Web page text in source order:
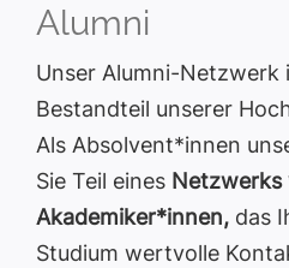
Alumni
Unser Alumni-Netzwerk
Bestandteil unserer
Als Absolvent*innen
Sie Teil eines Netzwerks
Akademiker*innen,das
Studium wertvolle